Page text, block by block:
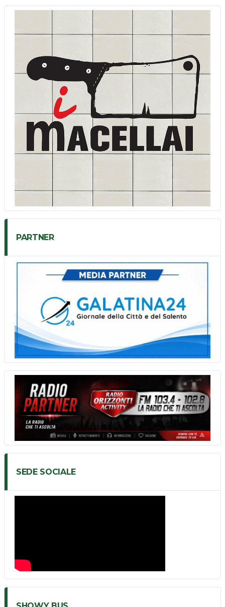
PARTNER
SEDE SOCIALE